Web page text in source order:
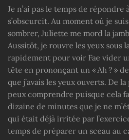
Je n’ai pas le temps de répondre
s’obscurcit. Au moment où je
sombrer, Juliette me mord la
Aussitôt, je rouvre les yeux sous
rapidement pour voir Fae vider
tête en prononçant un « Ah ? »
que j’avais les yeux ouverts. De
peux comprendre puisque cela
dizaine de minutes que je ne
qui était déjà irritée par
temps de préparer un sceau au